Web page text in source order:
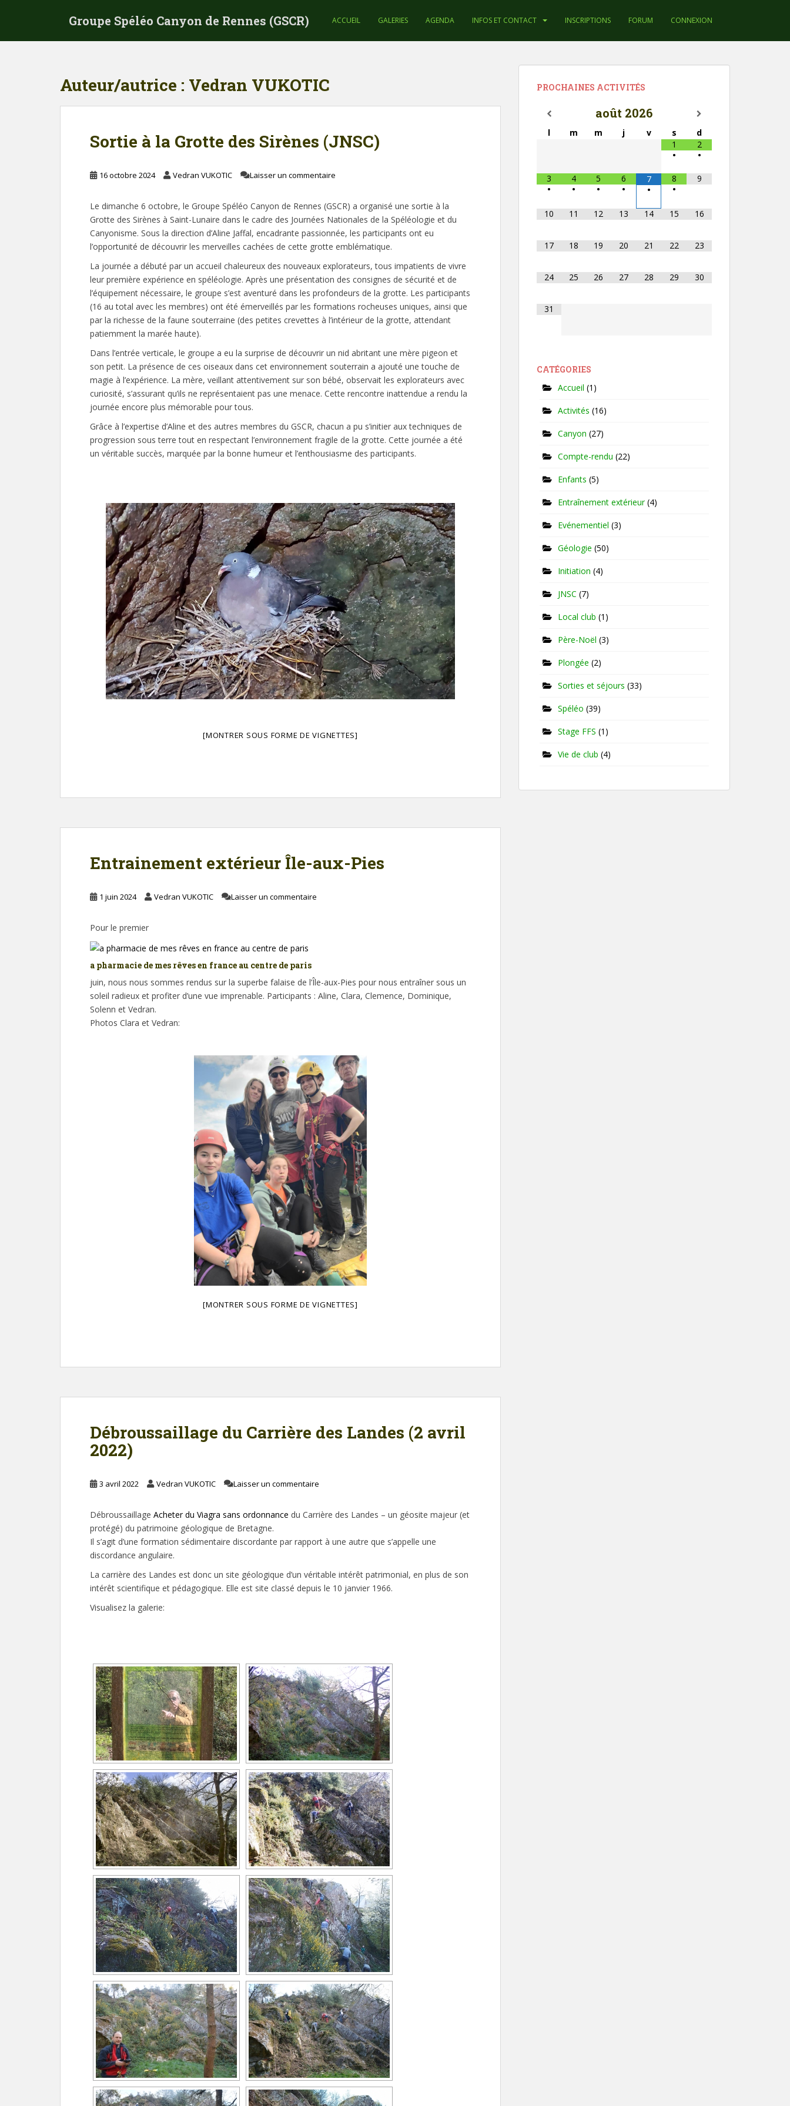
Groupe Spéléo Canyon de Rennes (GSCR) ACCUEIL GALERIES AGENDA INFOS ET CONTACT INSCRIPTIONS FORUM CONNEXION
Auteur/autrice : Vedran VUKOTIC
Sortie à la Grotte des Sirènes (JNSC)
16 octobre 2024 Vedran VUKOTIC Laisser un commentaire
Le dimanche 6 octobre, le Groupe Spéléo Canyon de Rennes (GSCR) a organisé une sortie à la
Grotte des Sirènes à Saint-Lunaire dans le cadre des Journées Nationales de la Spéléologie et du
Canyonisme. Sous la direction d’Aline Jaffal, encadrante passionnée, les participants ont eu
l’opportunité de découvrir les merveilles cachées de cette grotte emblématique.
La journée a débuté par un accueil chaleureux des nouveaux explorateurs, tous impatients de vivre
leur première expérience en spéléologie. Après une présentation des consignes de sécurité et de
l’équipement nécessaire, le groupe s’est aventuré dans les profondeurs de la grotte. Les participants
(16 au total avec les membres) ont été émerveillés par les formations rocheuses uniques, ainsi que
par la richesse de la faune souterraine (des petites crevettes à l’intérieur de la grotte, attendant
patiemment la marée haute).
Dans l’entrée verticale, le groupe a eu la surprise de découvrir un nid abritant une mère pigeon et
son petit. La présence de ces oiseaux dans cet environnement souterrain a ajouté une touche de
magie à l’expérience. La mère, veillant attentivement sur son bébé, observait les explorateurs avec
curiosité, s’assurant qu’ils ne représentaient pas une menace. Cette rencontre inattendue a rendu la
journée encore plus mémorable pour tous.
Grâce à l’expertise d’Aline et des autres membres du GSCR, chacun a pu s’initier aux techniques de
progression sous terre tout en respectant l’environnement fragile de la grotte. Cette journée a été
un véritable succès, marquée par la bonne humeur et l’enthousiasme des participants.
[MONTRER SOUS FORME DE VIGNETTES]
Entrainement extérieur Île-aux-Pies
1 juin 2024 Vedran VUKOTIC Laisser un commentaire
Pour le premier
a pharmacie de mes rêves en france au centre de paris
juin, nous nous sommes rendus sur la superbe falaise de l’Île-aux-Pies pour nous entraîner sous un
soleil radieux et profiter d’une vue imprenable. Participants : Aline, Clara, Clemence, Dominique,
Solenn et Vedran.
Photos Clara et Vedran:
[MONTRER SOUS FORME DE VIGNETTES]
Débroussaillage du Carrière des Landes (2 avril
2022)
3 avril 2022 Vedran VUKOTIC Laisser un commentaire
Débroussaillage Acheter du Viagra sans ordonnance du Carrière des Landes – un géosite majeur (et
protégé) du patrimoine géologique de Bretagne.
Il s’agit d’une formation sédimentaire discordante par rapport à une autre que s’appelle une
discordance angulaire.
La carrière des Landes est donc un site géologique d’un véritable intérêt patrimonial, en plus de son
intérêt scientifique et pédagogique. Elle est site classé depuis le 10 janvier 1966.
Visualisez la galerie:
PROCHAINES ACTIVITÉS
août 2026
l m m j v s
d
1
•
2
•
3
•
4
•
5
•
6
•
7
•
8
•
9
10 11 12 13 14 15 16
17 18 19 20 21 22 23
24 25 26 27 28 29 30
31
CATÉGORIES
Accueil (1)
Activités (16)
Canyon (27)
Compte-rendu (22)
Enfants (5)
Entraînement extérieur(4)
Evénementiel (3)
Géologie (50)
Initiation (4)
JNSC (7)
Local club (1)
Père-Noël (3)
Plongée (2)
Sorties et séjours (33)
Spéléo (39)
Stage FFS (1)
Vie de club (4)